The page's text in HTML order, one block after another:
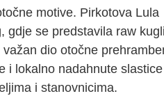
motive. Pirkotova Lula
gdje se predstavila raw
dio otočne
i lokalno nadahnute
i stanovnicima.